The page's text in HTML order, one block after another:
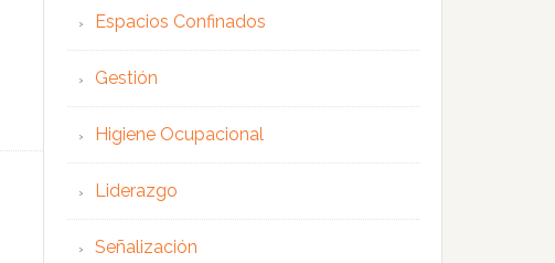
Espacios Confinados
Gestión
Higiene Ocupacional
Liderazgo
Señalización